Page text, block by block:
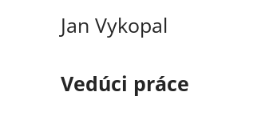
Jan Vykopal
Vedúci práce